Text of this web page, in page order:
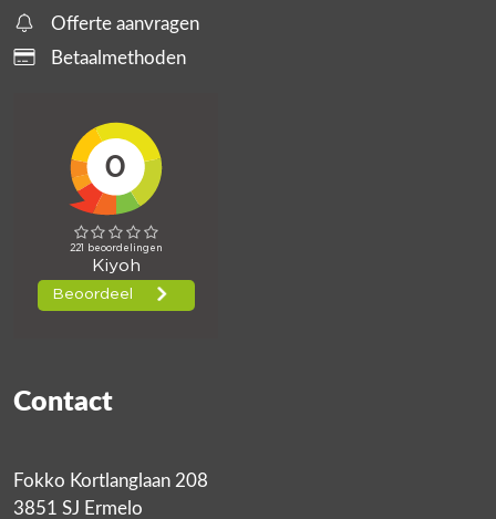
Offerte aanvragen
Betaalmethoden
Contact
Fokko Kortlanglaan 208
3851 SJ Ermelo